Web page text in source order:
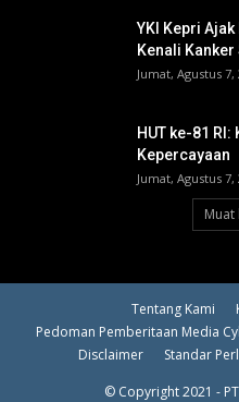
YKI Kepri
Kenali Kanker
Jumat, Agustus 7,
HUT ke-81
Kepercayaan
Jumat, Agustus 7,
Muat
Tentang Kami
Pedoman Pemberitaan Media
Disclaimer
Standar
© Copyright 2021 -